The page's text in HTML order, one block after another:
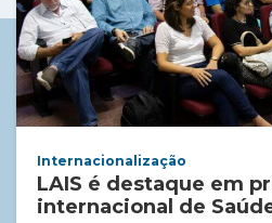
Internacionalização
LAIS é destaque em
internacional de